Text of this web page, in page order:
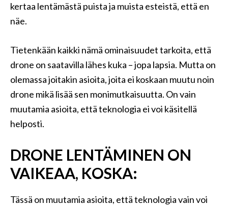
kertaa lentämästä puista ja muista esteistä, että en
näe.
Tietenkään kaikki nämä ominaisuudet tarkoita, että
drone on saatavilla lähes kuka – jopa lapsia. Mutta on
olemassa joitakin asioita, joita ei koskaan muutu noin
drone mikä lisää sen monimutkaisuutta. On vain
muutamia asioita, että teknologia ei voi käsitellä
helposti.
DRONE LENTÄMINEN ON
VAIKEAA, KOSKA:
Tässä on muutamia asioita, että teknologia vain voi